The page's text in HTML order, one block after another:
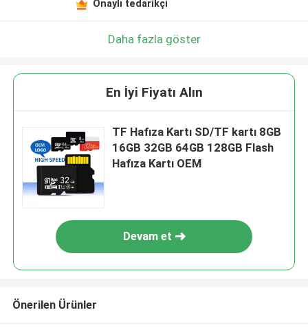
Onaylı tedarikçi
Daha fazla göster
En İyi Fiyatı Alın
TF Hafıza Kartı SD/TF kartı 8GB
16GB 32GB 64GB 128GB Flash
Hafıza Kartı OEM
Devam et
Önerilen Ürünler